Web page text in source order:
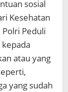
sosial
Kesehatan
Peduli
atau yang
yang sudah